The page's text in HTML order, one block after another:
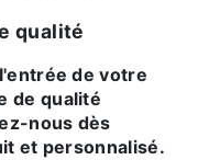
qualité
de qualité
nous dès
et personnalisé.